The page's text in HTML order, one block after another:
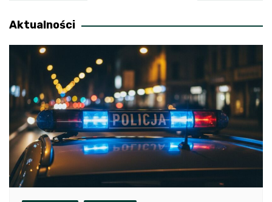
wpisu
Aktualności